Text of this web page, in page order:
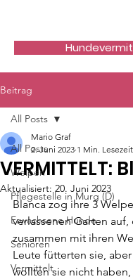
Beitrag
All Posts
Welpen
Pflegestelle in Murg (D)
Erwachsene Hunde
Senioren
Vermittelt
All Posts
VERMITTELT:
Mario Graf
2. Juni 2023 1 Min. Lesezeit
Aktualisiert: 20. Juni 2023
Blanca zog ihre 3
verlassenen Garten
zusammen mit ihren
Leute fütterten sie,
wollten sie nicht